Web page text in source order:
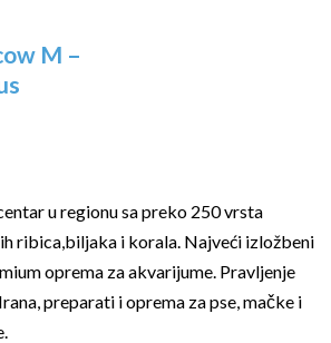
M –
u regionu sa preko 250 vrsta
ribica,biljaka i korala. Najveći izložbeni
oprema za akvarijume. Pravljenje
preparati i oprema za pse, mačke i